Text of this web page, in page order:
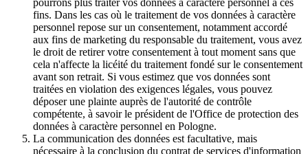
pourrons plus traiter vos données à caractère personnel à ces
fins. Dans les cas où le traitement de vos données à caractère
personnel repose sur un consentement, notamment accordé
aux fins de marketing du responsable du traitement, vous avez
le droit de retirer votre consentement à tout moment sans que
cela n'affecte la licéité du traitement fondé sur le consentement
avant son retrait. Si vous estimez que vos données sont
traitées en violation des exigences légales, vous pouvez
déposer une plainte auprès de l'autorité de contrôle
compétente, à savoir le président de l'Office de protection des
données à caractère personnel en Pologne.
La communication des données est facultative, mais
nécessaire à la conclusion du contrat de services d'information